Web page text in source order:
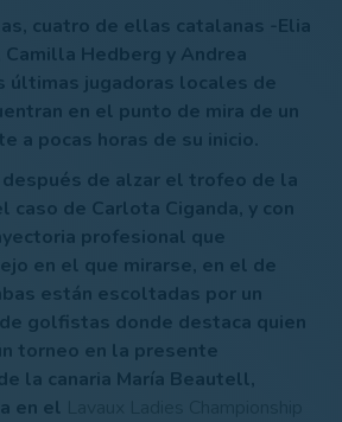
cuatro de ellas catalanas -Elia
Camilla Hedberg y Andrea
últimas jugadoras locales de
en el punto de mira de un
a pocas horas de su inicio.
de alzar el trofeo de la
caso de Carlota Ciganda, y con
profesional que
en el que mirarse, en el de
están escoltadas por un
golfistas donde destaca quien
torneo en la presente
la canaria María Beautell,
en el